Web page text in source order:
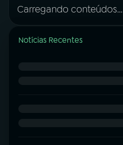
Carregando conteúdos...
Notícias Recentes